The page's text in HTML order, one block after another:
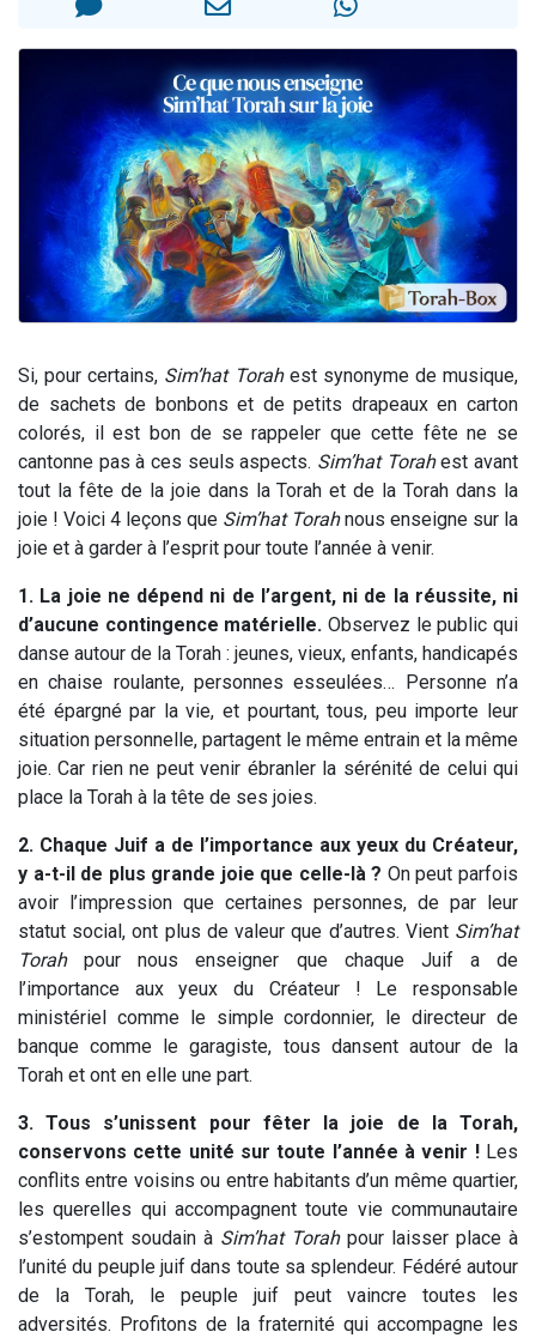
Il reste 49 places pour étudier en groupe sur Zoom
2 personnes viennent de nous rejoindre sur WhatsApp
Si, pour certains, Sim’hat Torahest synonyme de musique,
de sachets de bonbons et de petits drapeaux en carton
colorés, il est bon de se rappeler que cette fête ne se
cantonne pas à ces seuls aspects. Sim’hat Torahest avant
tout la fête de la joie dans la Torah et de la Torah dans la
joie ! Voici 4 leçons que Sim’hat Torahnous enseigne sur la
joie et à garder à l’esprit pour toute l’année à venir.
1. La joie ne dépend ni de l’argent, ni de la réussite, ni
d’aucune contingence matérielle. Observez le public qui
danse autour de la Torah : jeunes, vieux, enfants, handicapés
en chaise roulante, personnes esseulées… Personne n’a
été épargné par la vie, et pourtant, tous, peu importe leur
situation personnelle, partagent le même entrain et la même
joie. Car rien ne peut venir ébranler la sérénité de celui qui
place la Torah à la tête de ses joies.
2. Chaque Juif a de l’importance aux yeux du Créateur,
y a-t-il de plus grande joie que celle-là ? On peut parfois
avoir l’impression que certaines personnes, de par leur
statut social, ont plus de valeur que d’autres. Vient Sim’hat
Torahpour nous enseigner que chaque Juif a de
l’importance aux yeux du Créateur ! Le responsable
ministériel comme le simple cordonnier, le directeur de
banque comme le garagiste, tous dansent autour de la
Torah et ont en elle une part.
3. Tous s’unissent pour fêter la joie de la Torah,
conservons cette unité sur toute l’année à venir ! Les
conflits entre voisins ou entre habitants d’un même quartier,
les querelles qui accompagnent toute vie communautaire
s’estompent soudain à Sim’hat Torahpour laisser place à
l’unité du peuple juif dans toute sa splendeur. Fédéré autour
de la Torah, le peuple juif peut vaincre toutes les
adversités. Profitons de la fraternité qui accompagne les